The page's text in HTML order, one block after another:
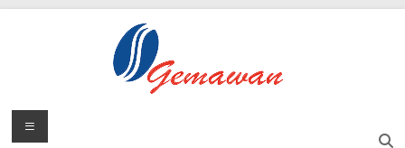
Lembaga
Swadaya
Menu